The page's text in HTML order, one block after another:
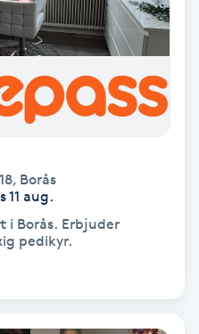
, Borås
11 aug.
i Borås. Erbjuder
pedikyr.